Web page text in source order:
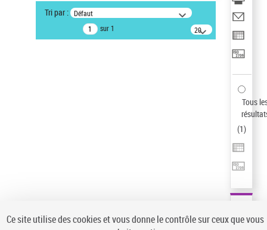
Type de notice d'autorité
Titre uniforme musical
Auteur d’œuvre
Tri par : Défaut
sur 1
20
résultats/page
Tous
(1)
Ce site utilise des cookies et vous donne le contrôle sur ceux que vous